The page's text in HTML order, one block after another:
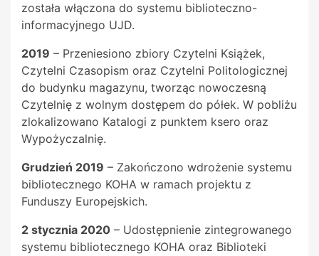
została włączona do systemu biblioteczno-
informacyjnego UJD.
2019 – Przeniesiono zbiory Czytelni Książek,
Czytelni Czasopism oraz Czytelni Politologicznej
do budynku magazynu, tworząc nowoczesną
Czytelnię z wolnym dostępem do półek. W pobliżu
zlokalizowano Katalogi z punktem ksero oraz
Wypożyczalnię.
Grudzień 2019 – Zakończono wdrożenie systemu
bibliotecznego KOHA w ramach projektu z
Funduszy Europejskich.
2 stycznia 2020 – Udostępnienie zintegrowanego
systemu bibliotecznego KOHA oraz Biblioteki